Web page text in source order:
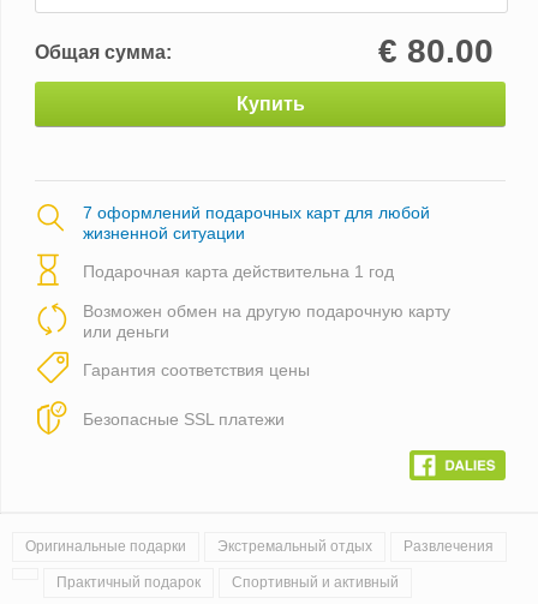
Общая сумма: € 80.00
Купить
7 оформлений подарочных карт для любой
жизненной ситуации
Подарочная карта действительна 1 год
Возможен обмен на другую подарочную карту
или деньги
Гарантия соответствия цены
Безопасные SSL платежи
Оригинальные подарки Экстремальный отдых Развлечения
Практичный подарок Спортивный и активный